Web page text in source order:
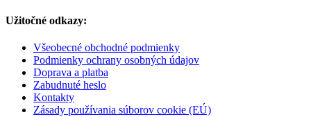
Užitočné odkazy:
Všeobecné obchodné podmienky
Podmienky ochrany osobných údajov
Doprava a platba
Zabudnuté heslo
Kontakty
Zásady používania súborov cookie (EÚ)